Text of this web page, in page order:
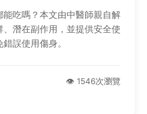
吃嗎？本文由中醫師親自解
潛在副作用，並提供安全使
誤使用傷身。
👁️ 1546次瀏覽